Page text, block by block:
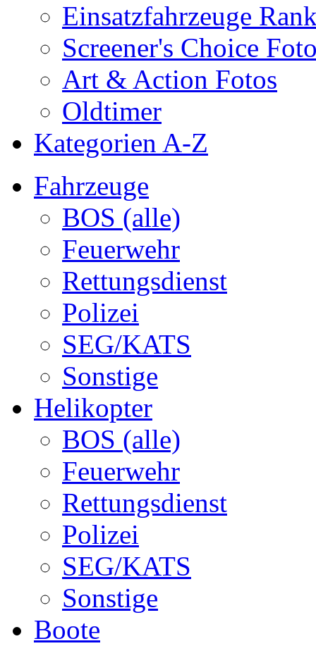
Einsatzfahrzeuge
Screener's Choice
Art & Action Fotos
Oldtimer
Kategorien A-Z
Fahrzeuge
BOS (alle)
Feuerwehr
Rettungsdienst
Polizei
SEG/KATS
Sonstige
Helikopter
BOS (alle)
Feuerwehr
Rettungsdienst
Polizei
SEG/KATS
Sonstige
Boote